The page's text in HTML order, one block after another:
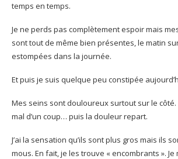
temps en temps.
Je ne perds pas complètement espoir mais
sont tout de même bien présentes, le matin
estompées dans la journée.
Et puis je suis quelque peu constipée
Mes seins sont douloureux surtout sur le
mal d’un coup… puis la douleur repart.
J’ai la sensation qu’ils sont plus gros mais ils
mous. En fait, je les trouve « encombrants ».